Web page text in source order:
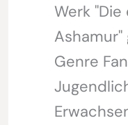
Werk
Genre